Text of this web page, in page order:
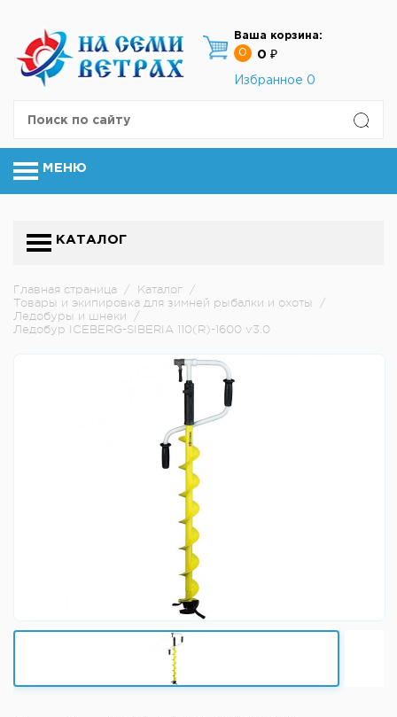
Ваша корзина:
0
0 ₽
Избранное 0
МЕНЮ
КАТАЛОГ
Главная страница / Каталог /
Товары и экипировка для зимней рыбалки и охоты
/
Ледобуры и шнеки
/
Ледобур ICEBERG-SIBERIA 110(R)-1600 v3.0